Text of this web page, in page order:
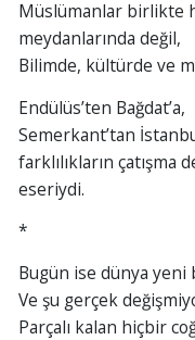
Müslümanlar birlikte
meydanlarında değil,
Bilimde, kültürde ve
Endülüs’ten Bağdat’a,
Semerkant’tan
farklılıkların çatışma
eseriydi.
*
Bugün ise dünya
Ve şu gerçek
Parçalı kalan hiçbir